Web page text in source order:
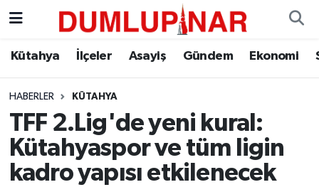
Kütahya İlçeler Asayiş Gündem Ekonomi
HABERLER KÜTAHYA
TFF 2.Lig'de yeni kural:
Kütahyaspor ve tüm ligin
kadro yapısı etkilenecek
Asayiş
Diğer
Dünya
Eğitim
Kütahya Hava Durumu
Kütahya Trafik Yoğunluk Haritası
Süper Lig Puan Durumu ve Fikstür
Tüm Manşetler